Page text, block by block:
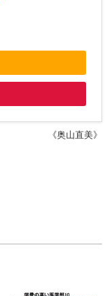
《奥山直美》